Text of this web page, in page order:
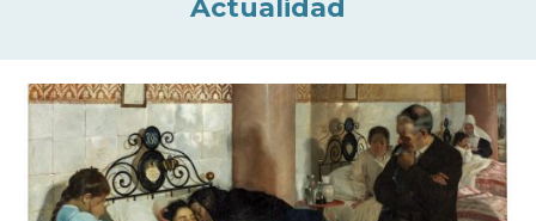
Actualidad